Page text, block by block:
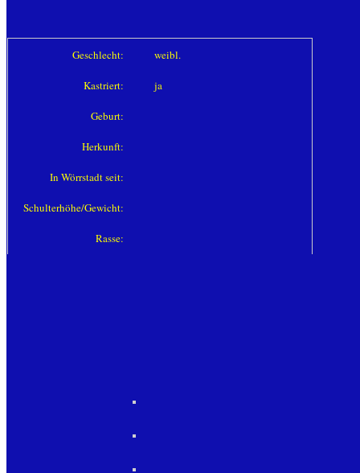
Geschlecht: weibl.
Kastriert: ja
Geburt:
Herkunft:
In Wörrstadt seit:
Schulterhöhe/Gewicht:
Rasse: